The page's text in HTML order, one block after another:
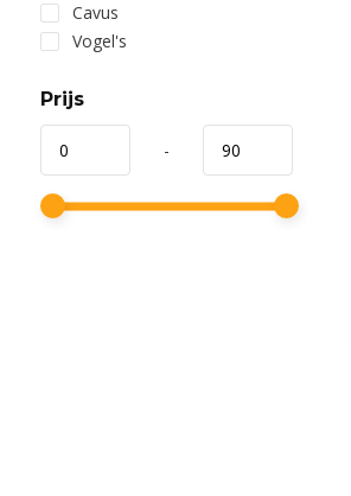
Cavus
Vogel's
Prijs
-